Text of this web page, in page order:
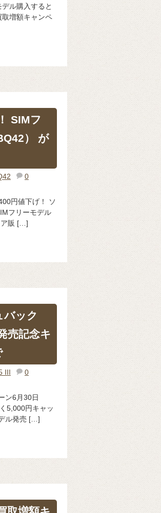
ル購入すると
増額キャンペ
SIMフ
） が
0
円値下げ！ ソ
フリーモデル
ア販 […]
バック
売記念キ
III
0
ン6月30日
5,000円キャッ
ル発売 […]